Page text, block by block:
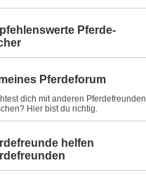
Pferde-
Pferdeforum
dich mit anderen Pferdefreunden
Hier bist du richtig.
helfen